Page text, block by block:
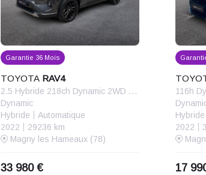
Garantie 36 Mois
TOYOTA RAV4
2.5 Hybride 218ch Dynamic 2WD MY22
Dynamic
Hybride
Automatique
2022
29236 km
Magny les Hameaux (78)
33 980 €
Hybride
2022
17